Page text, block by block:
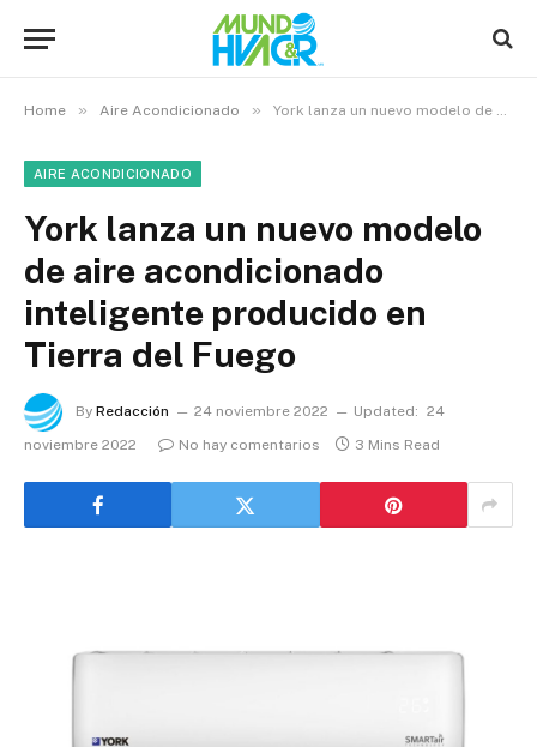
Home » Aire Acondicionado » York lanza un nuevo modelo de aire acondicionado inteligente producido en Tierra del Fuego
AIRE ACONDICIONADO
York lanza un nuevo modelo
de aire acondicionado
inteligente producido en
Tierra del Fuego
By Redacción 24 noviembre 2022 Updated: 24
noviembre 2022
No hay comentarios 3 Mins Read